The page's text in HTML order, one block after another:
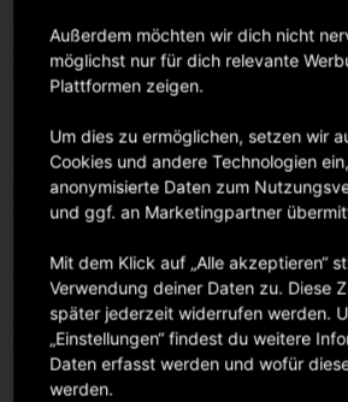
Sony Alpha 7 V
€80.00 pro Tag
(exkl. Versicherung und MwSt.)
Sony
€70.00
(exkl.
Außerdem möchten wir dich nicht
möglichst nur für dich relevante
Plattformen zeigen.
Um dies zu ermöglichen, setzen wir
Cookies und andere Technologien
anonymisierte Daten zum
und ggf. an Marketingpartner
Mit dem Klick auf „Alle akzeptieren“
Verwendung deiner Daten zu. Diese
später jederzeit widerrufen werden.
„Einstellungen“ findest du weitere
Daten erfasst werden und wofür
werden.